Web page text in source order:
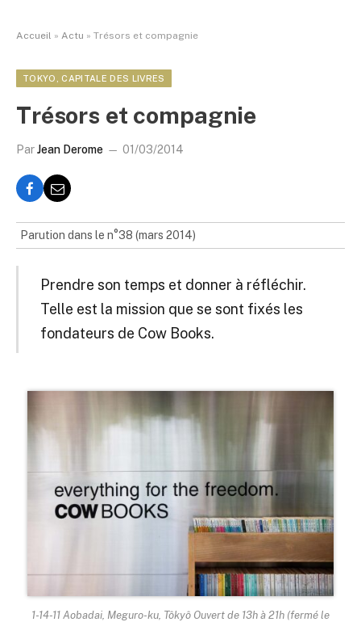
Accueil » Actu » Trésors et compagnie
TOKYO, CAPITALE DES LIVRES
Trésors et compagnie
ParJean Derome 01/03/2014
Parution dans le n°38 (mars 2014)
Prendre son temps et donner à réfléchir.
Telle est la mission que se sont fixés les
fondateurs de Cow Books.
1-14-11 Aobadai, Meguro-ku, Tôkyô Ouvert de 13h à 21h (fermé le